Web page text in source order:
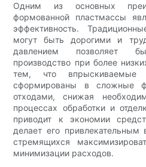
Одним из основных
формованной пластмассы
эффективность.
могут быть дорогими и
давлением позволяет
производство при более
тем, что впрыскиваемые
сформированы в сложные
отходами, снижая
процессах обработки и
приводит к экономии
делает его привлекательным
стремящихся
минимизации расходов.